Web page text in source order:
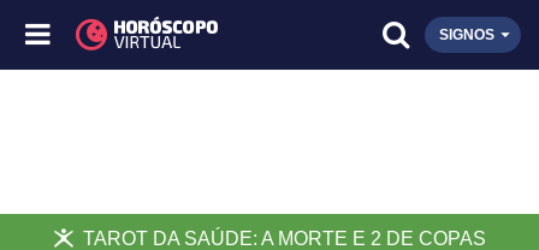
SIGNOS
TAROT DA SAÚDE: A MORTE E 2 DE COPAS